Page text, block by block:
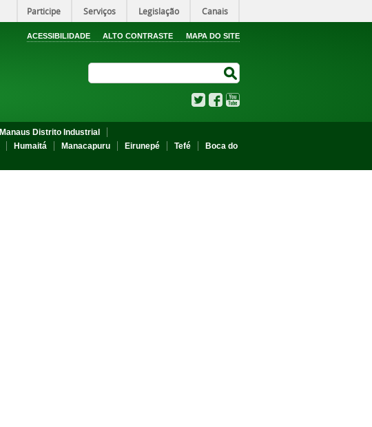
Participe Serviços Legislação Canais
ACESSIBILIDADE ALTO CONTRASTE MAPA DO SITE
TwitterFacebook
Manaus Distrito Industrial
Humaitá Manacapuru Eirunepé Tefé
Boca do